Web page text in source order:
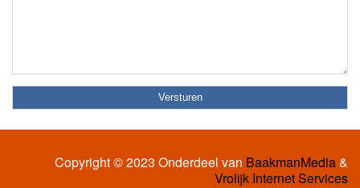
Copyright © 2023 Onderdeel van BaakmanMedia&
Vrolijk Internet Services